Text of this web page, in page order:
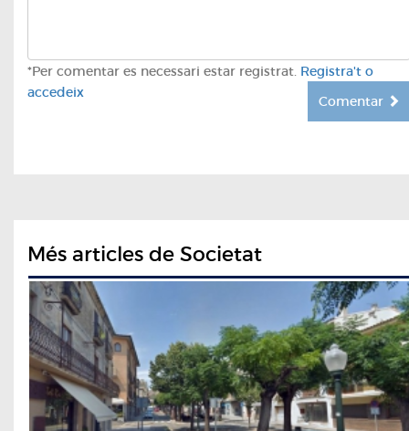
*Per comentar es necessari estar registrat. Registra't o
accedeix
Comentar
Més articles de Societat